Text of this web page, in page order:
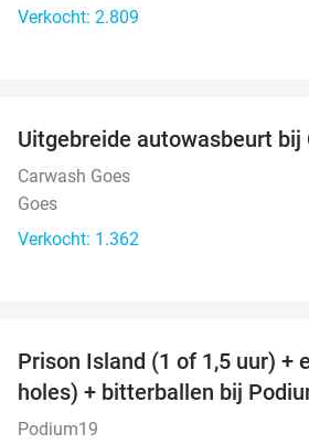
Verkocht: 2.809
Uitgebreide autowasbeurt bij
Carwash Goes
Goes
Verkocht: 1.362
Prison Island (1 of 1,5 uur) +
holes) + bitterballen bij
Podium19